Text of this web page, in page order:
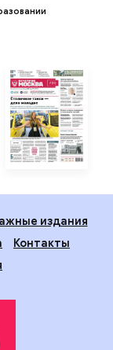
издания
Контакты